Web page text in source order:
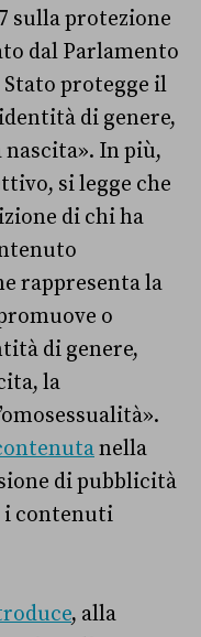
sulla protezione
dal Parlamento
protegge il
di genere,
nascita». In più,
si legge che
di chi ha
rappresenta la
o
di genere,
la
nella
di pubblicità
i contenuti
, alla